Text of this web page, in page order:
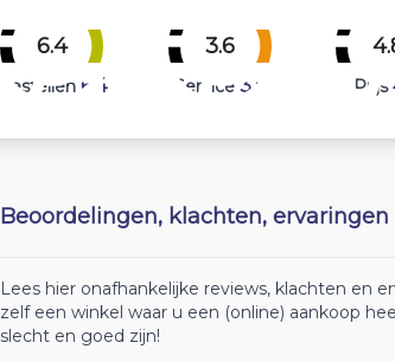
6.4
Bestellen 6.4
3.6
Service 3.6 Prijs
Beoordelingen, klachten,
Lees hier onafhankelijke reviews, klachten en
zelf een winkel waar u een (online) aankoop
slecht en goed zijn!